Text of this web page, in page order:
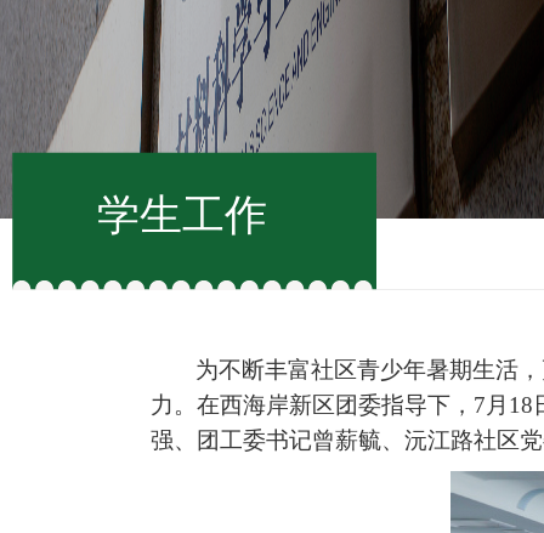
学生工作
为不断丰富社区青少年暑期生活
力。在西海岸新区团委指导下，7月
强、团工委书记曾薪毓、沅江路社区